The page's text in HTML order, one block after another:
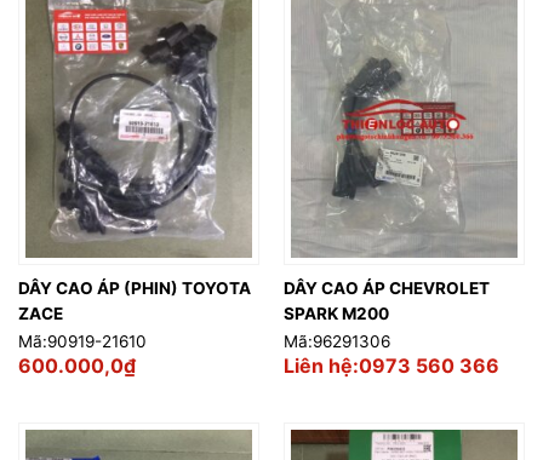
DÂY CAO ÁP (PHIN) TOYOTA
ZACE
Mã:90919-21610
600.000,0₫
DÂY CAO ÁP CHEVROLET
SPARK M200
Mã:96291306
Liên hệ:0973 560 366